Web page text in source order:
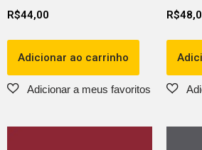
R$44,00
Adicionar ao carrinho
R$